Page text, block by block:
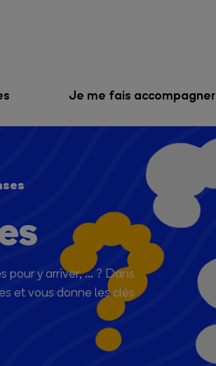
Je me fais accompagner
y arriver, ... ? Dans
et vous donne les clés